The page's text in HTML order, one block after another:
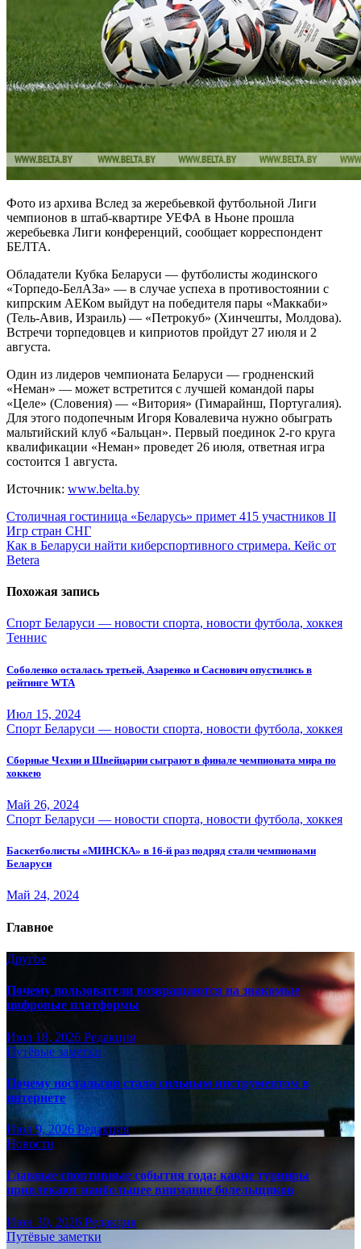
Фото из архива Вслед за жеребьевкой футбольной Лиги
чемпионов в штаб-квартире УЕФА в Ньоне прошла
жеребьевка Лиги конференций, сообщает корреспондент
БЕЛТА.
Обладатели Кубка Беларуси — футболисты жодинского
«Торпедо-БелАЗа» — в случае успеха в противостоянии с
кипрским АЕКом выйдут на победителя пары «Маккаби»
(Тель-Авив, Израиль) — «Петрокуб» (Хинчешты, Молдова).
Встречи торпедовцев и киприотов пройдут 27 июля и 2
августа.
Один из лидеров чемпионата Беларуси — гродненский
«Неман» — может встретится с лучшей командой пары
«Целе» (Словения) — «Витория» (Гимарайнш, Португалия).
Для этого подопечным Игоря Ковалевича нужно обыграть
мальтийский клуб «Бальцан». Первый поединок 2-го круга
квалификации «Неман» проведет 26 июля, ответная игра
состоится 1 августа.
Источник: www.belta.by
Навигация
по
записям
Столичная гостиница «Беларусь» примет 415 участников II
Игр стран СНГ
Как в Беларуси найти киберспортивного стримера. Кейс от
Betera
Похожая запись
Спорт Беларуси — новости спорта, новости футбола, хоккея
Теннис
Соболенко осталась третьей, Азаренко и Саснович опустились в
рейтинге WTA
Июл 15, 2024
Спорт Беларуси — новости спорта, новости футбола, хоккея
Сборные Чехии и Швейцарии сыграют в финале чемпионата мира по
хоккею
Май 26, 2024
Спорт Беларуси — новости спорта, новости футбола, хоккея
Баскетболисты «МИНСКА» в 16-й раз подряд стали чемпионами
Беларуси
Май 24, 2024
Главное
Другое
Почему пользователи возвращаются на знакомые
цифровые платформы
Июл 18, 2026 Редакция
Путёвые заметки
Почему ностальгия стала сильным инструментом в
интернете
Июл 9, 2026 Редакция
Новости
Главные спортивные события года: какие турниры
привлекают наибольшее внимание болельщиков
Июн 30, 2026 Редакция
Путёвые заметки